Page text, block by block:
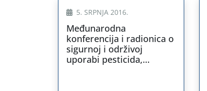
5. SRPNJA 2016.
Međunarodna
konferencija i radionica o
sigurnoj i održivoj
uporabi pesticida,